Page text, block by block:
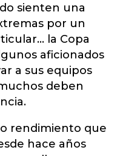
sienten una
por un
la Copa
aficionados
a sus equipos
deben
rendimiento que
hace años